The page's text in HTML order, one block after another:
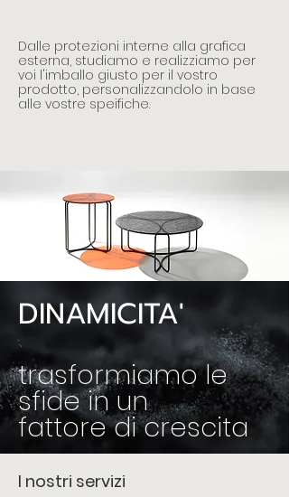
Dalle protezioni interne alla grafica
esterna, studiamo e realizziamo per
voi l'imballo giusto per il vostro
prodotto, personalizzandolo in base
alle vostre speifiche.
DINAMICITA'
trasformiamo le
sfide in un
fattore di crescita
I nostri servizi